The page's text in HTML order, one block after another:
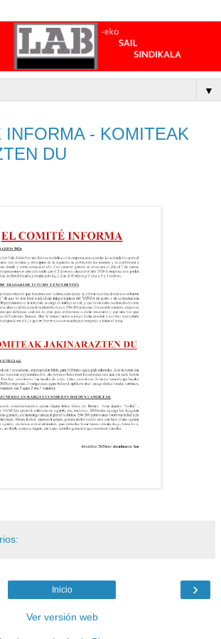
▼
INFORMA - KOMITEAK
DU
›
Inicio
Ver versión web